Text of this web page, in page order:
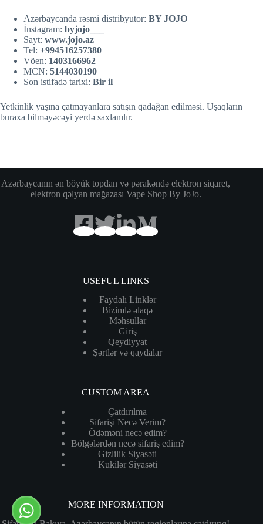
Azərbaycanda rəsmi distribyutor: BY JOJO
İnstagram: byjojo___
Sayt: www.jojo.az
Tel: +994516257380
Vöen: 1403166962
MCN: 5144030190
Son istifadə tarixi: Bir il
Yetkinlik yaşına çatmayanlara satışın qadağan edilməsi. Uşaqların
buraxa bilməyəcəyi yerdə saxlanılır.
Azərbaycanın ən böyük topdan və pərakəndə elektron siqaret,
elektron qəlyan mağazası Vape Shop By JoJo.
USEFUL LINKS
Faydalı Linklər
Bizimlə əlaqə
Məhsullar
Giriş
Qeydiyyat
Şərtlər və qaydalar
CUSTOM AREA
Çatdırılma
Sifarişi Necə Verim?
Ödəməni necə edim?
Bölgələrdən necə sifariş edim?
Gizlilik Siyasəti
Kukilər Siyasəti
MORE INFORMATION